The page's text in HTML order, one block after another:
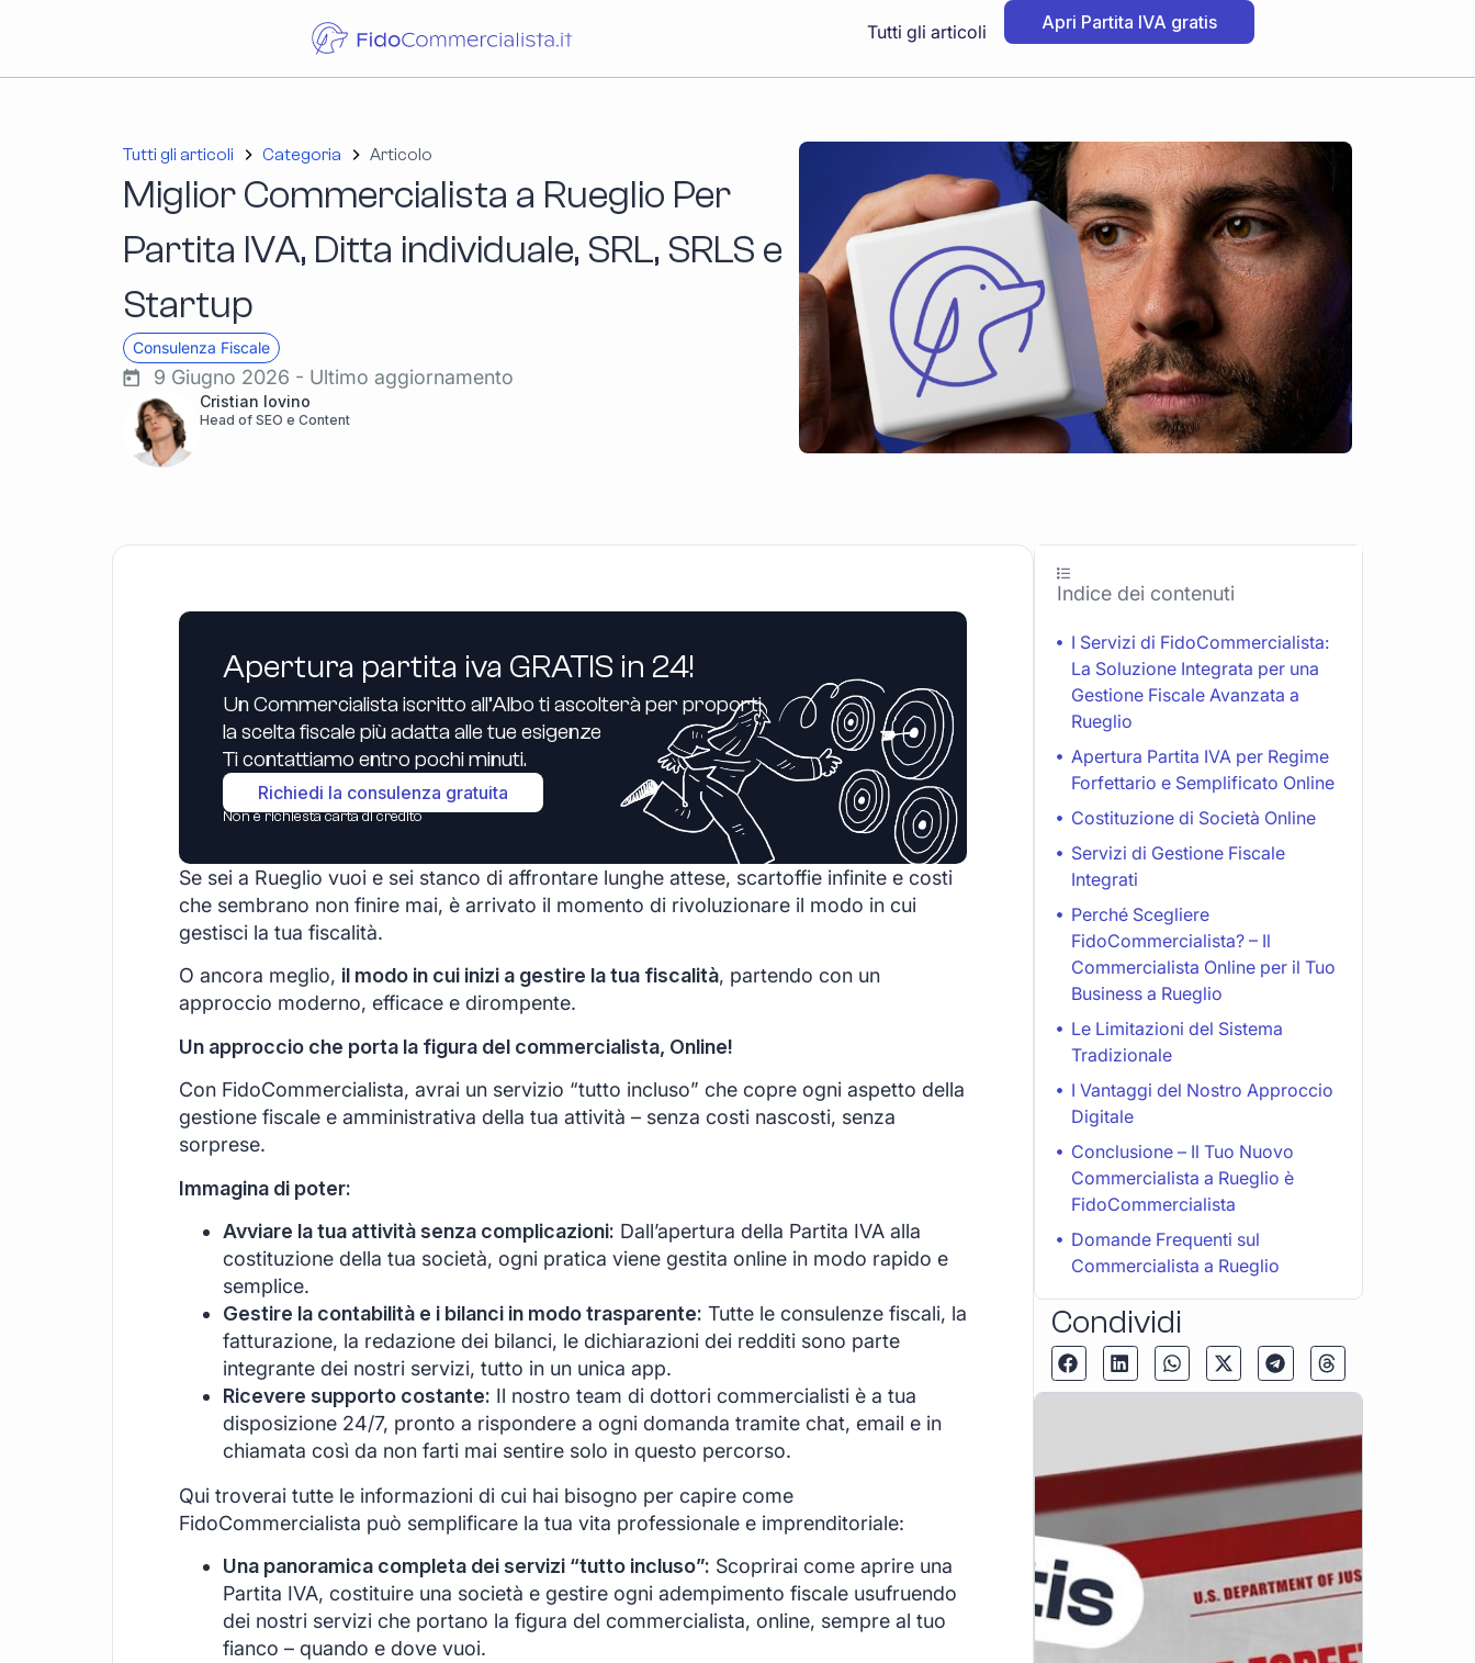
Tutti gli articoli Apri Partita IVA gratis
Tutti gli articoli Categoria Articolo
Miglior Commercialista a Rueglio Per
Partita IVA, Ditta individuale, SRL, SRLS e
Startup
Consulenza Fiscale
9 Giugno 2026 - Ultimo aggiornamento
Cristian Iovino
Head of SEO e Content
Apertura partita iva GRATIS in 24!
Un Commercialista iscritto all’Albo ti ascolterà per proporti
la scelta fiscale più adatta alle tue esigenze
Ti contattiamo entro pochi minuti.
Richiedi la consulenza gratuita
Non è richiesta carta di credito
Se sei a Rueglio vuoi e sei stanco di affrontare lunghe attese, scartoffie infinite e costi
che sembrano non finire mai, è arrivato il momento di rivoluzionare il modo in cui
gestisci la tua fiscalità.
O ancora meglio, il modo in cui inizi a gestire la tua fiscalità, partendo con un
approccio moderno, efficace e dirompente.
Un approccio che porta la figura del commercialista, Online!
Con FidoCommercialista, avrai un servizio “tutto incluso” che copre ogni aspetto della
gestione fiscale e amministrativa della tua attività – senza costi nascosti, senza
sorprese.
Immagina di poter:
Avviare la tua attività senza complicazioni: Dall’apertura della Partita IVA alla
costituzione della tua società, ogni pratica viene gestita online in modo rapido e
semplice.
Gestire la contabilità e i bilanci in modo trasparente: Tutte le consulenze fiscali, la
fatturazione, la redazione dei bilanci, le dichiarazioni dei redditi sono parte
integrante dei nostri servizi, tutto in un unica app.
Ricevere supporto costante: Il nostro team di dottori commercialisti è a tua
disposizione 24/7, pronto a rispondere a ogni domanda tramite chat, email e in
chiamata così da non farti mai sentire solo in questo percorso.
Qui troverai tutte le informazioni di cui hai bisogno per capire come
FidoCommercialista può semplificare la tua vita professionale e imprenditoriale:
Una panoramica completa dei servizi “tutto incluso”: Scoprirai come aprire una
Partita IVA, costituire una società e gestire ogni adempimento fiscale usufruendo
dei nostri servizi che portano la figura del commercialista, online, sempre al tuo
fianco – quando e dove vuoi.
Indice dei contenuti
I Servizi di FidoCommercialista:
La Soluzione Integrata per una
Gestione Fiscale Avanzata a
Rueglio
Apertura Partita IVA per Regime
Forfettario e Semplificato Online
Costituzione di Società Online
Servizi di Gestione Fiscale
Integrati
Perché Scegliere
FidoCommercialista? – Il
Commercialista Online per il Tuo
Business a Rueglio
Le Limitazioni del Sistema
Tradizionale
I Vantaggi del Nostro Approccio
Digitale
Conclusione – Il Tuo Nuovo
Commercialista a Rueglio è
FidoCommercialista
Domande Frequenti sul
Commercialista a Rueglio
Condividi